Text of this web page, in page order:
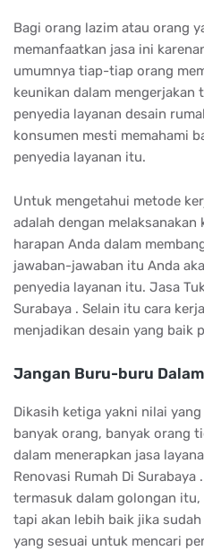
Bagi orang lazim atau orang
memanfaatkan jasa ini
umumnya tiap-tiap orang
keunikan dalam mengerjakan
penyedia layanan desain
konsumen mesti memahami
penyedia layanan itu.
Untuk mengetahui metode
adalah dengan
harapan Anda dalam
jawaban-jawaban itu Anda
penyedia layanan itu. Jasa
Surabaya . Selain itu cara
menjadikan desain yang baik
Jangan Buru-buru
Dikasih ketiga yakni nilai
banyak orang, banyak orang
dalam menerapkan jasa
Renovasi Rumah Di
termasuk dalam golongan
tapi akan lebih baik jika
yang sesuai untuk mencari